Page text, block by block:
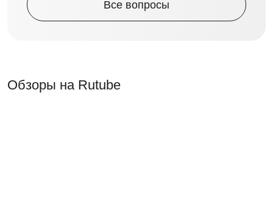
Все вопросы
Обзоры на Rutube